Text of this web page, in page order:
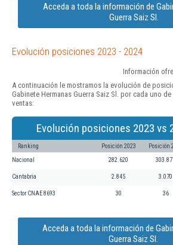
Acceda a toda la información de
Guerra Saiz Sl.
Evolución posiciones 2023 - 2024
Información
A continuación le mostramos la evolución de
Gabinete Hermanas Guerra Saiz Sl. por cada uno
ventas:
Evolución posiciones 2023 vs
Ranking Posición 2023 Posición
Nacional 282.620
Cantabria 2.845 3.070
Sector CNAE 8693 30 36
Acceda a toda la información de
Guerra Saiz Sl.